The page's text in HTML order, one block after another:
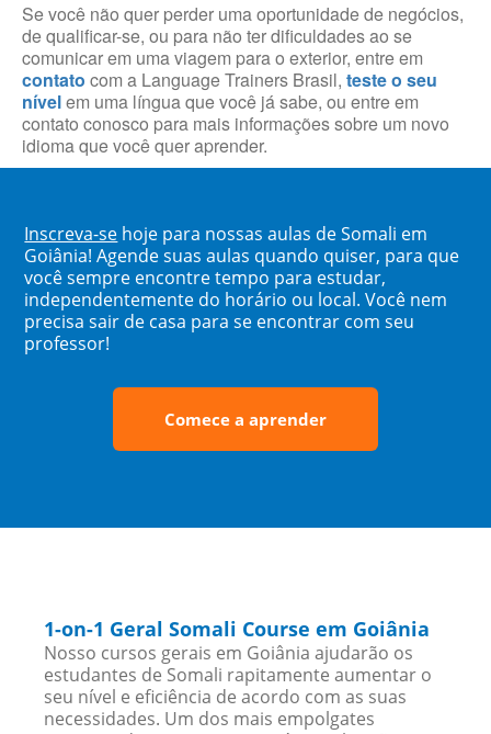
Se você não quer perder uma oportunidade de negócios,
de qualificar-se, ou para não ter dificuldades ao se
comunicar em uma viagem para o exterior, entre em
contato com a Language Trainers Brasil, teste o seu
nívelem uma língua que você já sabe, ou entre em
contato conosco para mais informações sobre um novo
idioma que você quer aprender.
Inscreva-se hoje para nossas aulas de Somali em
Goiânia! Agende suas aulas quando quiser, para que
você sempre encontre tempo para estudar,
independentemente do horário ou local. Você nem
precisa sair de casa para se encontrar com seu
professor!
Comece a aprender
1-on-1 Geral Somali Course em Goiânia
Nosso cursos gerais em Goiânia ajudarão os
estudantes de Somali rapitamente aumentar o
seu nível e eficiência de acordo com as suas
necessidades. Um dos mais empolgates